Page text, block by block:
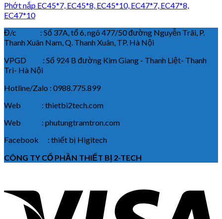
Phớt nắp EC45*7, EC45*8, EC45*10, EC47*7, EC47*8,
EC47*10
Đ/c : Số 37A, tổ 6, ngõ 477/50 đường Nguyễn Trãi, P.
Thanh Xuân Nam, Q. Thanh Xuân, TP. Hà Nội
VPGD : Số 924 B đường Kim Giang - Thanh Liệt- Thanh
Trì- Hà Nội
Hotline/Zalo : 0988.775.899
Web : thietbi2tech.com
Web : phutungtramtron.com
Facebook : thiết bị Higitech
CÔNG TY CỔ PHẦN THIẾT BỊ 2-TECH